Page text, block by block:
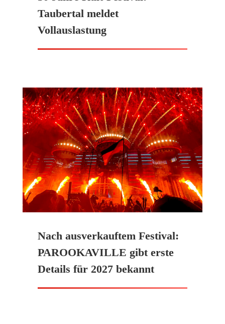
Taubertal meldet
Vollauslastung
Nach ausverkauftem Festival:
PAROOKAVILLE gibt erste
Details für 2027 bekannt